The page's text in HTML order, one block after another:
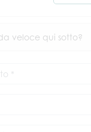
veloce qui sotto?